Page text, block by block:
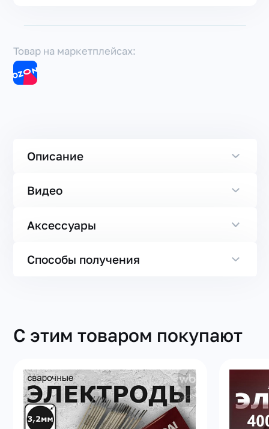
Товар на маркетплейсах:
Описание
Видео
Аксессуары
Способы получения
С этим товаром покупают